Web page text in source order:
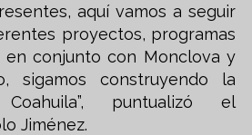
aquí vamos a seguir
proyectos, programas
conjunto con Monclova y
sigamos construyendo la
puntualizó el
Jiménez.